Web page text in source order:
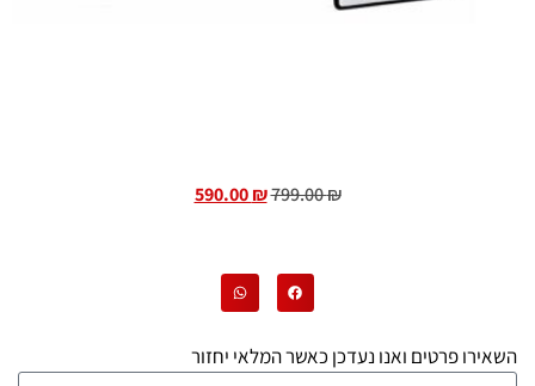
799.00₪
590.00₪
השאירו פרטים ואנו נעדכן כאשר המלאי יחזור